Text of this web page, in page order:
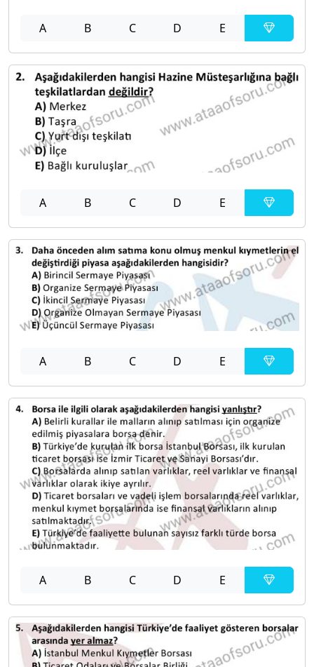
A B C D E
A B C D E
A B C D E
A B C D E